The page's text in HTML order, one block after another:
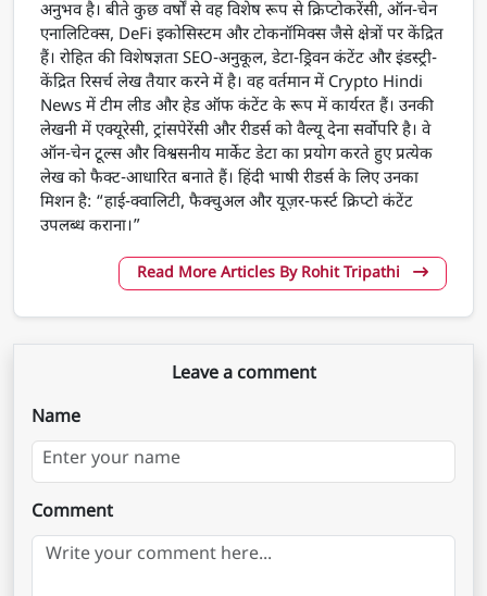
अनुभव है। बीते कुछ वर्षों से वह विशेष रूप से क्रिप्टोकरेंसी, ऑन-चेन
एनालिटिक्स, DeFi इकोसिस्टम और टोकनॉमिक्स जैसे क्षेत्रों पर केंद्रित
हैं। रोहित की विशेषज्ञता SEO-अनुकूल, डेटा-ड्रिवन कंटेंट और इंडस्ट्री-
केंद्रित रिसर्च लेख तैयार करने में है। वह वर्तमान में Crypto Hindi
News में टीम लीड और हेड ऑफ कंटेंट के रूप में कार्यरत हैं। उनकी
लेखनी में एक्यूरेसी, ट्रांसपेरेंसी और रीडर्स को वैल्यू देना सर्वोपरि है। वे
ऑन-चेन टूल्स और विश्वसनीय मार्केट डेटा का प्रयोग करते हुए प्रत्येक
लेख को फैक्ट-आधारित बनाते हैं। हिंदी भाषी रीडर्स के लिए उनका
मिशन है: “हाई-क्वालिटी, फैक्चुअल और यूज़र-फर्स्ट क्रिप्टो कंटेंट
उपलब्ध कराना।”
Read More Articles By Rohit Tripathi
Leave a comment
Name
Comment